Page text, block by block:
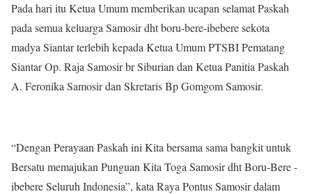
Pada hari itu Ketua Umum memberikan ucapan selamat Paskah
pada semua keluarga Samosir dht boru-bere-ibebere sekota
madya Siantar terlebih kepada Ketua Umum PTSBI Pematang
Siantar Op. Raja Samosir br Siburian dan Ketua Panitia Paskah
A. Feronika Samosir dan Skretaris Bp Gomgom Samosir.
“Dengan Perayaan Paskah ini Kita bersama sama bangkit untuk
Bersatu memajukan Punguan Kita Toga Samosir dht Boru-Bere -
ibebere Seluruh Indonesia”, kata Raya Pontus Samosir dalam